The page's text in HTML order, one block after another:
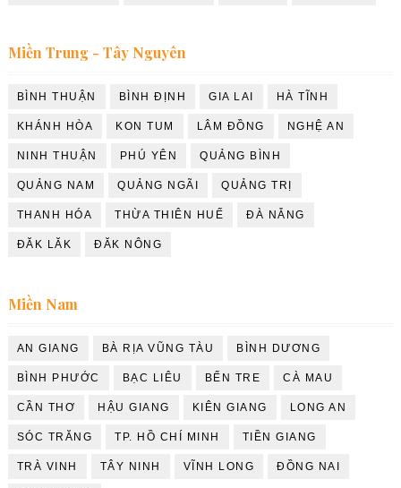
Miền Trung - Tây Nguyên
BÌNH THUẬN BÌNH ĐỊNH GIA LAI HÀ TĨNH
KHÁNH HÒA KON TUM LÂM ĐỒNG NGHỆ AN
NINH THUẬN PHÚ YÊN QUẢNG BÌNH
QUẢNG NAM QUẢNG NGÃI QUẢNG TRỊ
THANH HÓA THỪA THIÊN HUẾ ĐÀ NẴNG
ĐĂK LĂK ĐĂK NÔNG
Miền Nam
AN GIANG BÀ RỊA VŨNG TÀU BÌNH DƯƠNG
BÌNH PHƯỚC BẠC LIÊU BẾN TRE CÀ MAU
CẦN THƠ HẬU GIANG KIÊN GIANG LONG AN
SÓC TRĂNG TP. HỒ CHÍ MINH TIỀN GIANG
TRÀ VINH TÂY NINH VĨNH LONG ĐỒNG NAI